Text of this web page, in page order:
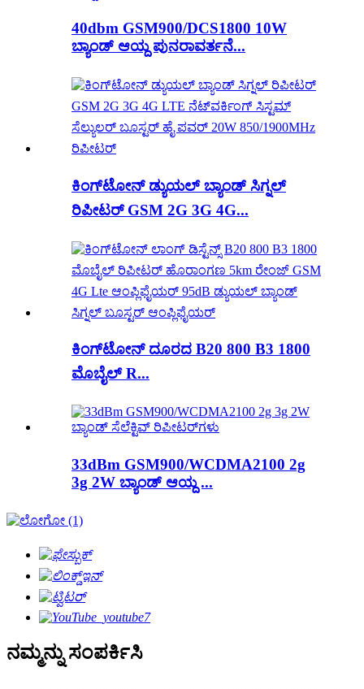
40dbm GSM900/DCS1800 10W
ಬ್ಯಾಂಡ್ ಆಯ್ದ ಪುನರಾವರ್ತನೆ...
ಕಿಂಗ್‌ಟೋನ್ ಡ್ಯುಯಲ್ ಬ್ಯಾಂಡ್ ಸಿಗ್ನಲ್
ರಿಪೀಟರ್ GSM 2G 3G 4G...
ಕಿಂಗ್‌ಟೋನ್ ದೂರದ B20 800 B3 1800
ಮೊಬೈಲ್ R...
33dBm GSM900/WCDMA2100 2g
3g 2W ಬ್ಯಾಂಡ್ ಆಯ್ದ ...
ನಮ್ಮನ್ನು ಸಂಪರ್ಕಿಸಿ